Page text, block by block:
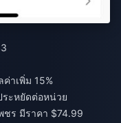
าเพิ่ม 15%
ระหยัดต่อหน่วย
ชร มีราคา $74.99